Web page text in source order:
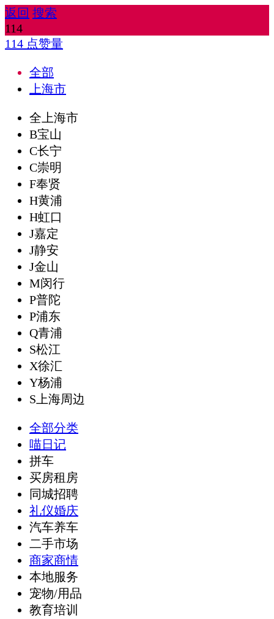
返回 搜索
114
114 点赞量
全部
上海市
全上海市
B宝山
C长宁
C崇明
F奉贤
H黄浦
H虹口
J嘉定
J静安
J金山
M闵行
P普陀
P浦东
Q青浦
S松江
X徐汇
Y杨浦
S上海周边
全部分类
喵日记
拼车
买房租房
同城招聘
礼仪婚庆
汽车养车
二手市场
商家商情
本地服务
宠物/用品
教育培训